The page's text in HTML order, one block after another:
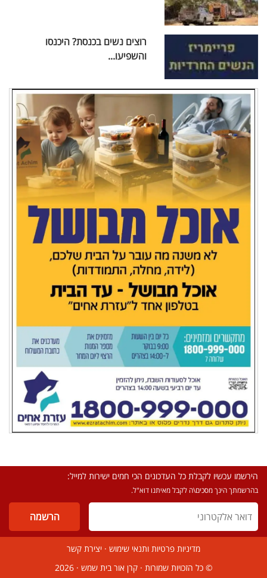
רוצים נשים בכנסת? היכנסו
והשפיעו...
הירשמו עכשיו לקבלת כל העדכונים הכי חמים ישירות למייל:
בהרשמתך הינך מסכים\ה לקבל מאיתנו דוא"ל.
מדיניות פרטיות ותנאי שימוש · יצירת קשר
© כל הזכויות שמורות ·קרן אור בית שמש · 2026